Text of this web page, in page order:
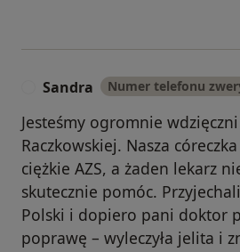
Sandra Numer telefonu
Jesteśmy ogromnie
Raczkowskiej. Nasza
ciężkie AZS, a żaden lekarz
skutecznie pomóc.
Polski i dopiero pani doktor
poprawę – wyleczyła jelita i